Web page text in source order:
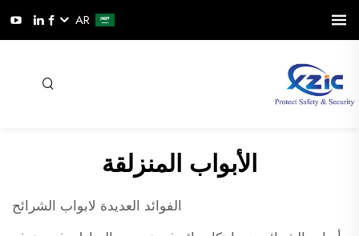
AR
الأبواب المنزلقة
الفوائد العديدة لابواب الشرائح